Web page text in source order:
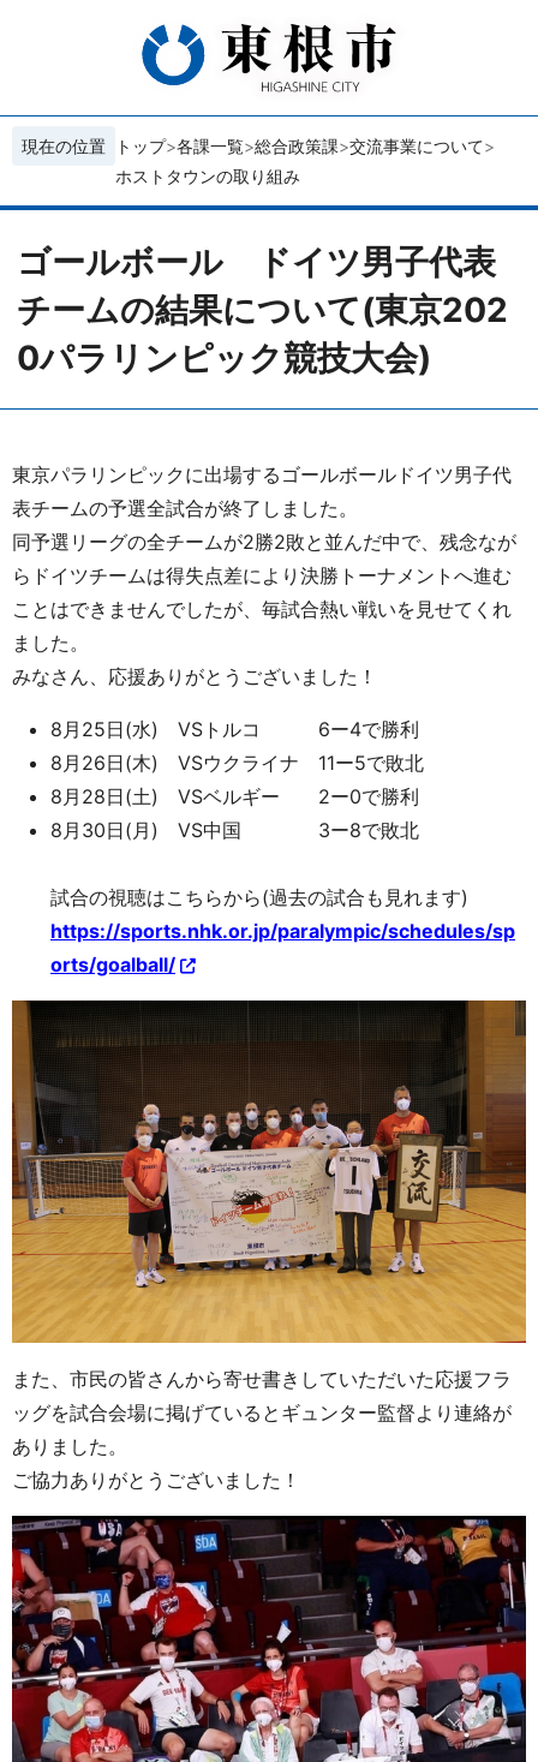
現在の位置 トップ 各課一覧 総合政策課 交流事業について
ホストタウンの取り組み
ゴールボール ドイツ男子代表
チームの結果について(東京202
0パラリンピック競技大会)
東京パラリンピックに出場するゴールボールドイツ男子代
表チームの予選全試合が終了しました。
同予選リーグの全チームが2勝2敗と並んだ中で、残念なが
らドイツチームは得失点差により決勝トーナメントへ進む
ことはできませんでしたが、毎試合熱い戦いを見せてくれ
ました。
みなさん、応援ありがとうございました！
8月25日(水) VSトルコ 6ー4で勝利
8月26日(木) VSウクライナ 11ー5で敗北
8月28日(土) VSベルギー 2ー0で勝利
8月30日(月) VS中国 3ー8で敗北
試合の視聴はこちらから(過去の試合も見れます)
https://sports.nhk.or.jp/paralympic/schedules/sp
orts/goalball/
また、市民の皆さんから寄せ書きしていただいた応援フラ
ッグを試合会場に掲げているとギュンター監督より連絡が
ありました。
ご協力ありがとうございました！